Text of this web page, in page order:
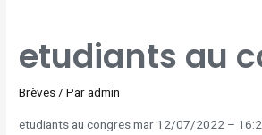
etudiants au
Brèves/ Paradmin
etudiants au congres mar 12/07/2022 –
ETUDIANTS
AU
CONGRES